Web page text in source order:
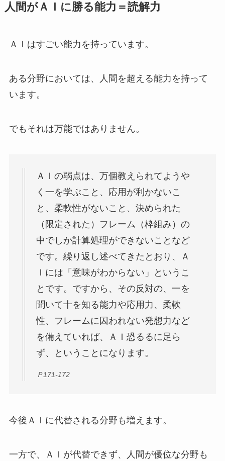
人間がＡＩに勝る能力＝読解力
ＡＩはすごい能力を持っています。
ある分野においては、人間を超える能力を持って
います。
でもそれは万能ではありません。
ＡＩの弱点は、万個教えられてようや
く一を学ぶこと、応用が利かないこ
と、柔軟性がないこと、決められた
（限定された）フレーム（枠組み）の
中でしか計算処理ができないことなど
です。繰り返し述べてきたとおり、Ａ
Ｉには「意味がわからない」というこ
とです。ですから、その反対の、一を
聞いて十を知る能力や応用力、柔軟
性、フレームに囚われない発想力など
を備えていれば、ＡＩ恐るるに足ら
ず、ということになります。
Ｐ171-172
今後ＡＩに代替される分野も増えます。
一方で、ＡＩが代替できず、人間が優位な分野も